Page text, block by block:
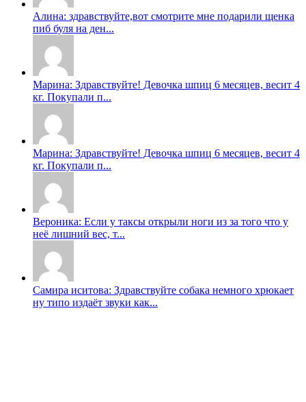
Алина: здравствуйте,вот смотрите мне подарили щенка
пиб буля на ден...
Марина: Здравствуйте! Девочка шпиц 6 месяцев, весит 4
кг. Покупали п...
Марина: Здравствуйте! Девочка шпиц 6 месяцев, весит 4
кг. Покупали п...
Вероника: Если у таксы открыли ноги из за того что у
неë лишний вес, т...
Самира иситова: Здравствуйте собака немного хрюкает
ну типо издаёт звуки как...